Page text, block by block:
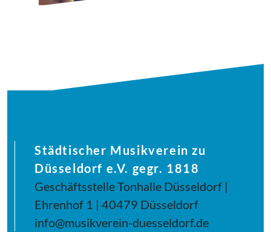
Städtischer Musikverein zu
Düsseldorf e.V. gegr. 1818
Geschäftsstelle Tonhalle Düsseldorf |
Ehrenhof 1 | 40479 Düsseldorf
info@musikverein-duesseldorf.de